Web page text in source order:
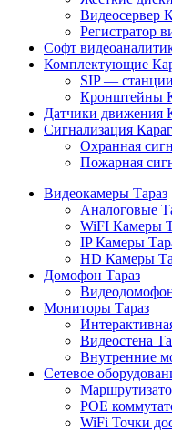
Видеосервер
Регистратор
Софт
Комплектующие
SIP —
Кронштейны
Датчики движения
Сигнализация
Охранная
Пожарная
Видеокамеры Тараз
Аналоговые
WiFI Камеры
IP Камеры
HD Камеры
Домофон Тараз
Мониторы Тараз
Видеостена
Внутренние
Сетевое
POE
WiFi Точки